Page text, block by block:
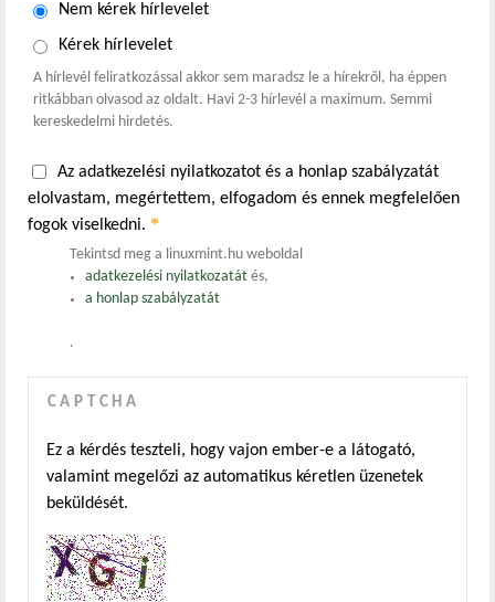
Nem kérek hírlevelet
Kérek hírlevelet
A hírlevél feliratkozással akkor sem maradsz le a hírekről, ha éppen
ritkábban olvasod az oldalt. Havi 2-3 hírlevél a maximum. Semmi
kereskedelmi hirdetés.
Az adatkezelési nyilatkozatot és a honlap szabályzatát
elolvastam, megértettem, elfogadom és ennek megfelelően
fogok viselkedni. *
Tekintsd meg a linuxmint.hu weboldal
adatkezelési nyilatkozatátés,
a honlap szabályzatát
.
CAPTCHA
Ez a kérdés teszteli, hogy vajon ember-e a látogató,
valamint megelőzi az automatikus kéretlen üzenetek
beküldését.